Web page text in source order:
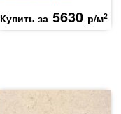
Купить за 5630 р/м2